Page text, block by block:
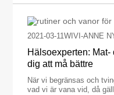
2021-03-11WIVI-ANNE
Hälsoexperten:
dig att må bättre
När vi begränsas och
vad vi är vana vid, då